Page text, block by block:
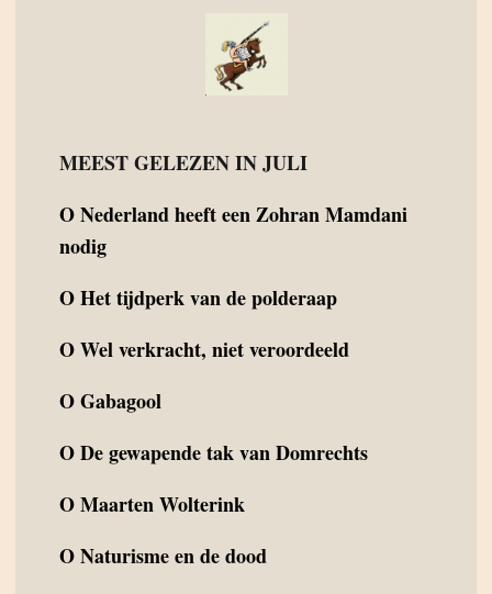
MEEST GELEZEN IN JULI
ONederland heeft een Zohran Mamdani
nodig
OHet tijdperk van de polderaap
OWel verkracht, niet veroordeeld
OGabagool
ODe gewapende tak van Domrechts
OMaarten Wolterink
ONaturisme en de dood